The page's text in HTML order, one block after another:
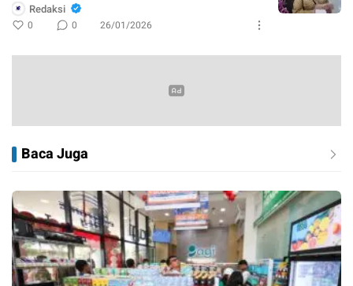
Redaksi
0 0 26/01/2026
Baca Juga